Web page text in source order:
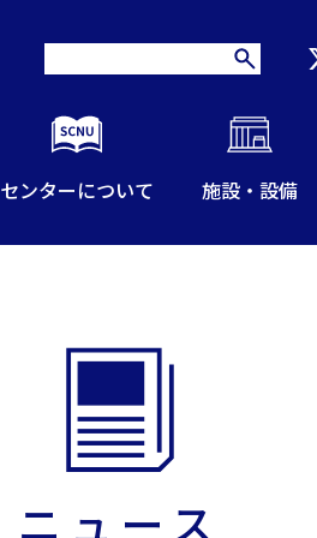
センターについて 施設・設備
ニュース